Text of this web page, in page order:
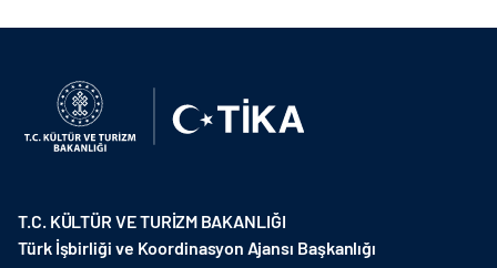
T.C. KÜLTÜR VE TURİZM BAKANLIĞI
Türk İşbirliği ve Koordinasyon Ajansı Başkanlığı